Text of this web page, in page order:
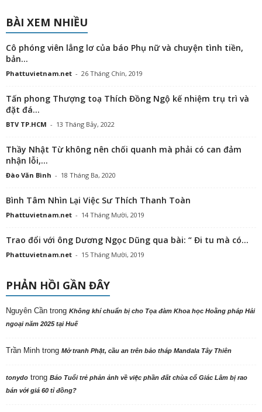
BÀI XEM NHIỀU
Cô phóng viên lẳng lơ của báo Phụ nữ và chuyện tình tiền,
bản...
Phattuvietnam.net - 26 Tháng Chín, 2019
Tấn phong Thượng toạ Thích Đồng Ngộ kế nhiệm trụ trì và
đặt đá...
BTV TP.HCM - 13 Tháng Bảy, 2022
Thầy Nhật Từ không nên chối quanh mà phải có can đảm
nhận lỗi,...
Đào Văn Bình - 18 Tháng Ba, 2020
Bình Tâm Nhìn Lại Việc Sư Thích Thanh Toàn
Phattuvietnam.net - 14 Tháng Mười, 2019
Trao đổi với ông Dương Ngọc Dũng qua bài: “ Đi tu mà có...
Phattuvietnam.net - 15 Tháng Mười, 2019
PHẢN HỒI GẦN ĐÂY
Nguyên Cần trong Không khí chuẩn bị cho Tọa đàm Khoa học Hoằng pháp Hải
ngoại năm 2025 tại Huế
Trần Minh trong Mở tranh Phật, cầu an trên bảo tháp Mandala Tây Thiên
tonydo trong Báo Tuổi trẻ phản ảnh về việc phần đất chùa cổ Giác Lâm bị rao
bán với giá 60 tỉ đồng?